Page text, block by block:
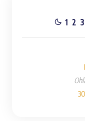
1 2 3